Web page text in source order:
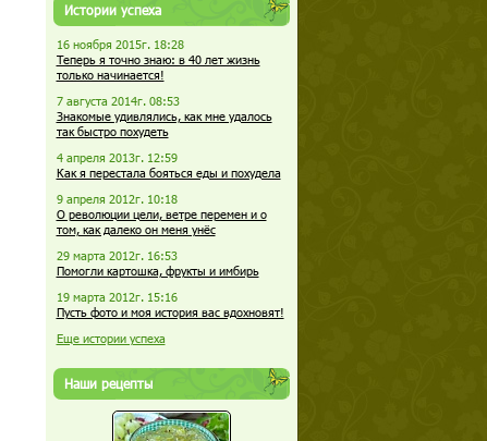
Истории успеха
16 ноября 2015г. 18:28
Теперь я точно знаю: в 40 лет жизнь
только начинается!
7 августа 2014г. 08:53
Знакомые удивлялись, как мне удалось
так быстро похудеть
4 апреля 2013г. 12:59
Как я перестала бояться еды и похудела
9 апреля 2012г. 10:18
О революции цели, ветре перемен и о
том, как далеко он меня унёс
29 марта 2012г. 16:53
Помогли картошка, фрукты и имбирь
19 марта 2012г. 15:16
Пусть фото и моя история вас вдохновят!
Еще истории успеха
Наши рецепты